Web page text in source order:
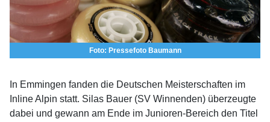
Foto: Pressefoto Baumann
In Emmingen fanden die Deutschen Meisterschaften im
Inline Alpin statt. Silas Bauer (SV Winnenden) überzeugte
dabei und gewann am Ende im Junioren-Bereich den Titel